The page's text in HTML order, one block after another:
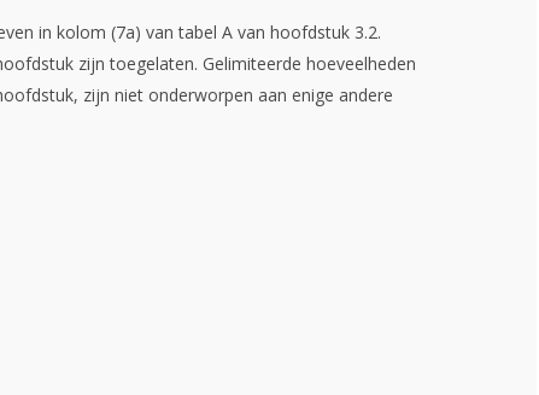
in kolom (7a) van tabel A van hoofdstuk 3.2.
zijn toegelaten. Gelimiteerde hoeveelheden
zijn niet onderworpen aan enige andere